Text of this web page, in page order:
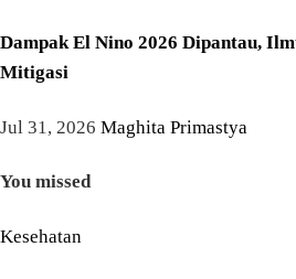
Dampak El Nino 2026 Dipantau,
Mitigasi
Jul 31, 2026 Maghita Primastya
You missed
Kesehatan